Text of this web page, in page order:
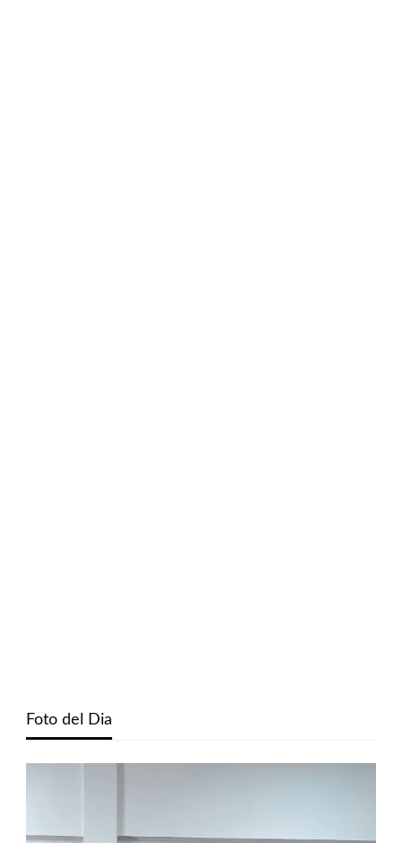
Foto del Dia